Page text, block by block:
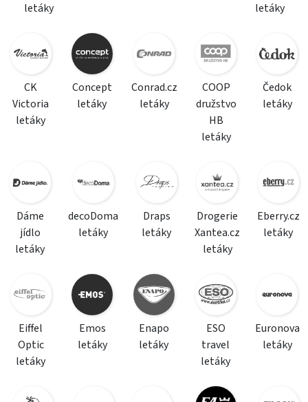
letáky
letáky
CK
Victoria
letáky
Concept
letáky
Conrad.cz
letáky
COOP
družstvo
HB
letáky
Čedok
letáky
Dáme
jídlo
letáky
decoDoma
letáky
Draps
letáky
Drogerie
Xantea.cz
letáky
Eberry.cz
letáky
Eiffel
Optic
letáky
Emos
letáky
Enapo
letáky
ESO
travel
letáky
Euronova
letáky